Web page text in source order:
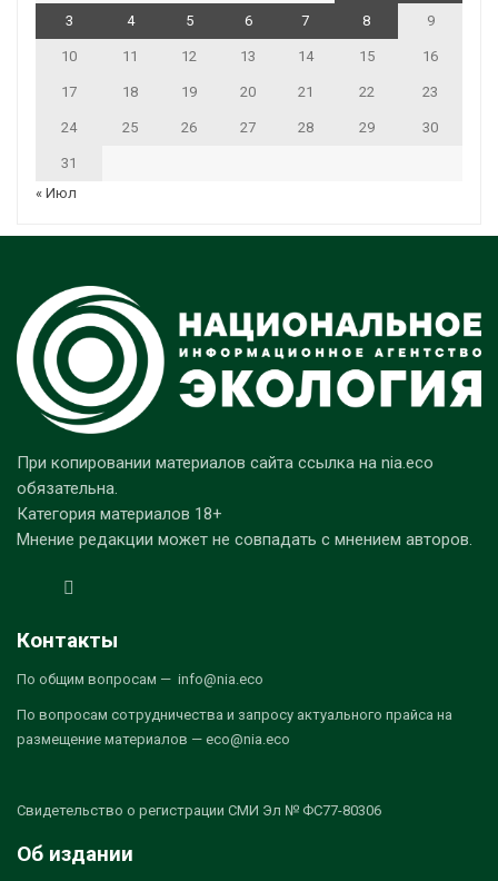
3 4 5 6 7 8 9
10 11 12 13 14 15 16
17 18 19 20 21 22 23
24 25 26 27 28 29 30
31
« Июл
При копировании материалов сайта ссылка на nia.eco
обязательна.
Категория материалов 18+
Мнение редакции может не совпадать с мнением авторов.
Контакты
По общим вопросам — info@nia.eco
По вопросам сотрудничества и запросу актуального прайса на
размещение материалов — eco@nia.eco
Свидетельство о регистрации СМИ Эл № ФС77-80306
Об издании